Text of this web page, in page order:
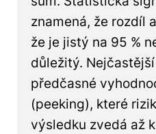
znamená, že rozdíl
že je jistý na 95 %
důležitý.
předčasné
(peeking), které
výsledku zvedá až